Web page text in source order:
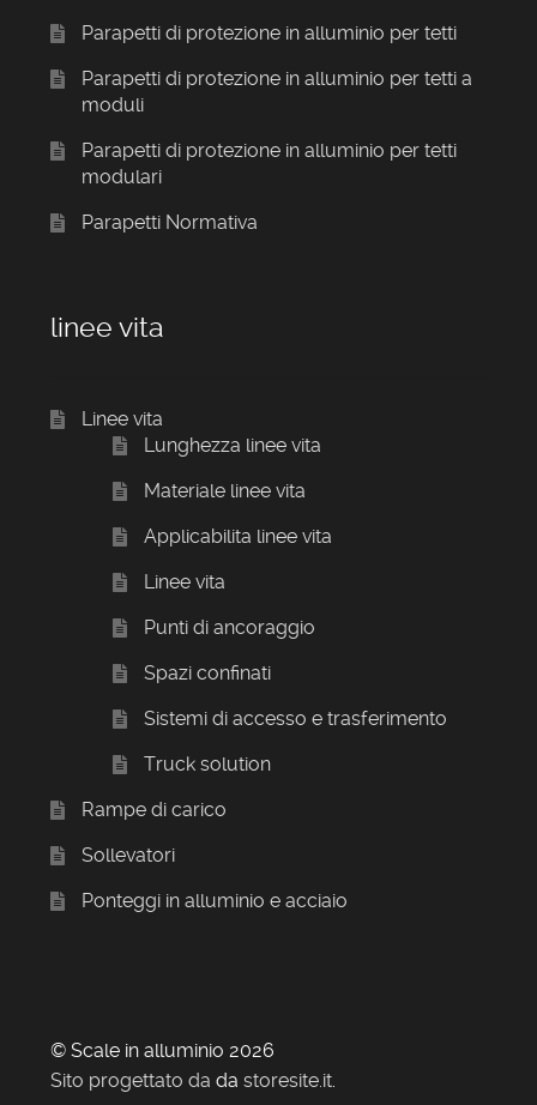
Parapetti di protezione in alluminio per tetti
Parapetti di protezione in alluminio per tetti a
moduli
Parapetti di protezione in alluminio per tetti
modulari
Parapetti Normativa
linee vita
Linee vita
Lunghezza linee vita
Materiale linee vita
Applicabilita linee vita
Linee vita
Punti di ancoraggio
Spazi confinati
Sistemi di accesso e trasferimento
Truck solution
Rampe di carico
Sollevatori
Ponteggi in alluminio e acciaio
© Scale in alluminio 2026
Sito progettato da da storesite.it.